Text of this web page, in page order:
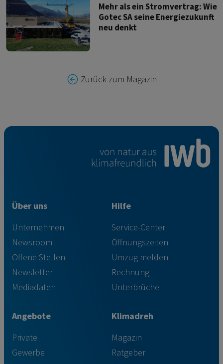
Mehr als ein Stromvertrag: Wie
Gotec SA seine Energiezukunft
neu denkt
Zurück zum Magazin
Über uns
Unternehmen
Newsroom
Offene Stellen
Newsletter
Mediadaten
Hilfe
Service-Center
Öffnungszeiten
Umzug melden
Rechnung
Unterbrüche
Angebote
Private
Gewerbe
Klimadreh
Magazin
Ratgeber